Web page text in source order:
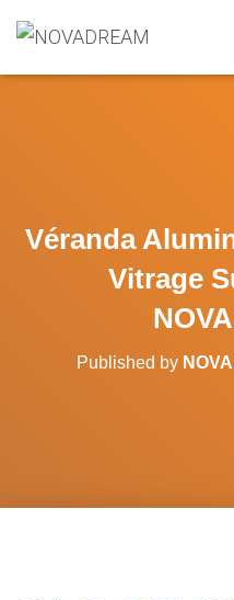
Véranda
Vitrage
Published by